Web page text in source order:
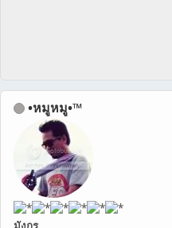
•หมูหมู•™